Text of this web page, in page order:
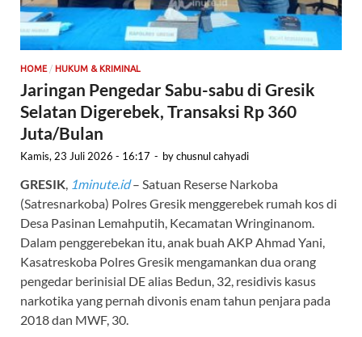
HOME / HUKUM & KRIMINAL
Jaringan Pengedar Sabu-sabu di Gresik
Selatan Digerebek, Transaksi Rp 360
Juta/Bulan
Kamis, 23 Juli 2026 - 16:17 - bychusnul cahyadi
GRESIK 1minute.id– Satuan Reserse Narkoba
(Satresnarkoba) Polres Gresik menggerebek rumah kos di
Desa Pasinan Lemahputih, Kecamatan Wringinanom.
Dalam penggerebekan itu, anak buah AKP Ahmad Yani,
Kasatreskoba Polres Gresik mengamankan dua orang
pengedar berinisial DE alias Bedun, 32, residivis kasus
narkotika yang pernah divonis enam tahun penjara pada
2018 dan MWF, 30.